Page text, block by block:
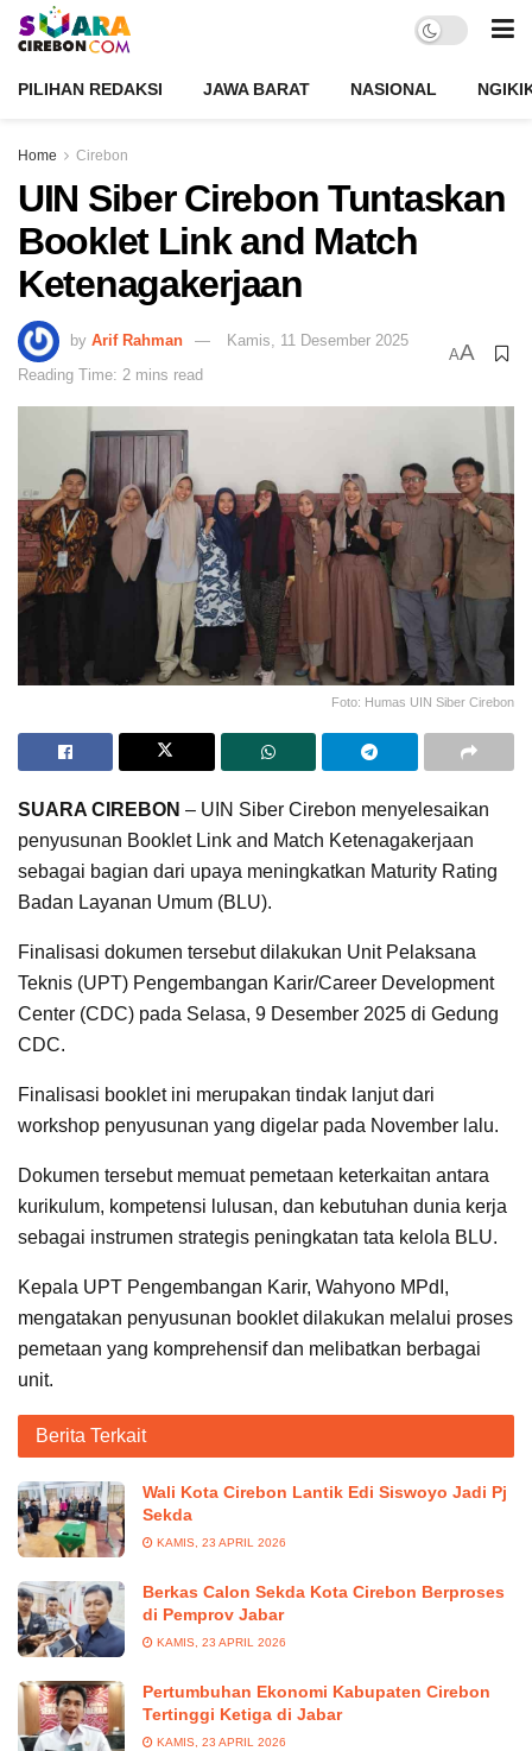
PILIHAN REDAKSI JAWA BARAT NASIONAL
Home Cirebon
UIN Siber Cirebon Tuntaskan
Booklet Link and Match
Ketenagakerjaan
by Arif Rahman
Kamis, 11 Desember 2025
Reading Time: 2 mins read
AA
Foto: Humas UIN Siber Cirebon
SUARA CIREBON – UIN Siber Cirebon menyelesaikan
penyusunan Booklet Link and Match Ketenagakerjaan
sebagai bagian dari upaya meningkatkan Maturity Rating
Badan Layanan Umum (BLU).
Finalisasi dokumen tersebut dilakukan Unit Pelaksana
Teknis (UPT) Pengembangan Karir/Career Development
Center (CDC) pada Selasa, 9 Desember 2025 di Gedung
CDC.
Finalisasi booklet ini merupakan tindak lanjut dari
workshop penyusunan yang digelar pada November lalu.
Dokumen tersebut memuat pemetaan keterkaitan antara
kurikulum, kompetensi lulusan, dan kebutuhan dunia kerja
sebagai instrumen strategis peningkatan tata kelola BLU.
Kepala UPT Pengembangan Karir, Wahyono MPdI,
mengatakan penyusunan booklet dilakukan melalui proses
pemetaan yang komprehensif dan melibatkan berbagai
unit.
Berita Terkait
Wali Kota Cirebon Lantik Edi Siswoyo Jadi Pj
Sekda
KAMIS, 23 APRIL 2026
Berkas Calon Sekda Kota Cirebon Berproses
di Pemprov Jabar
KAMIS, 23 APRIL 2026
Pertumbuhan Ekonomi Kabupaten Cirebon
Tertinggi Ketiga di Jabar
KAMIS, 23 APRIL 2026